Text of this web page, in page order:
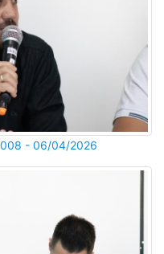
008 - 06/04/2026